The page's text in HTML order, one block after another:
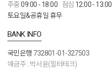
주중09:00 - 18:00 점심 12:00 - 13:00
토요일&공휴일 휴무
BANK INFO
국민은행 732801-01-327503
예금주 : 박서윤(필터테크)